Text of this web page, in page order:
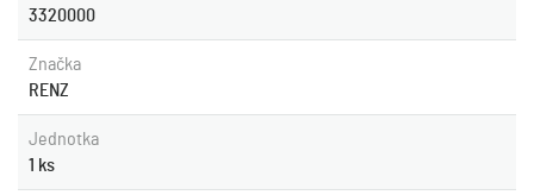
3320000
Značka
RENZ
Jednotka
1 ks